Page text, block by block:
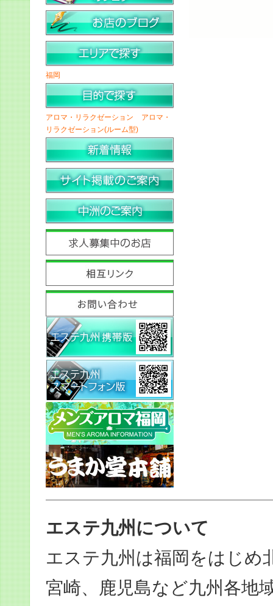
福岡
アロマ・リラクゼーション
アロマ・
リラクゼーション(ルーム型)
エステ九州について
エステ九州は福岡をはじめ
宮崎、鹿児島など九州各地